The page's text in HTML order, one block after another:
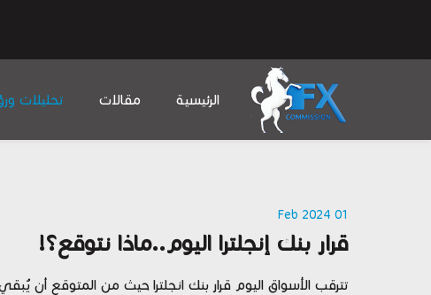
الرئيسية مقالات تحليلات
01 Feb 2024
قرار بنك إنجلترا اليوم..ماذا نتوقع؟!